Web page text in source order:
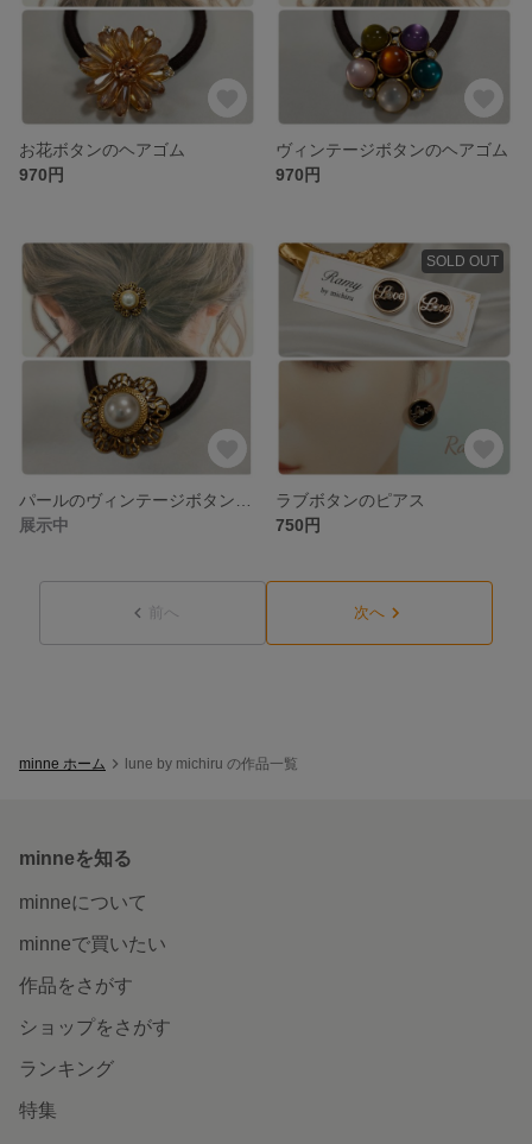
お花ボタンのヘアゴム
970円
ヴィンテージボタンのヘアゴム
970円
展示中
SOLD OUT
ラブボタンのピアス
750円
前へ 次へ
minne ホーム lune by michiru の作品一覧
minneを知る
minneについて
minneで買いたい
作品をさがす
ショップをさがす
ランキング
特集